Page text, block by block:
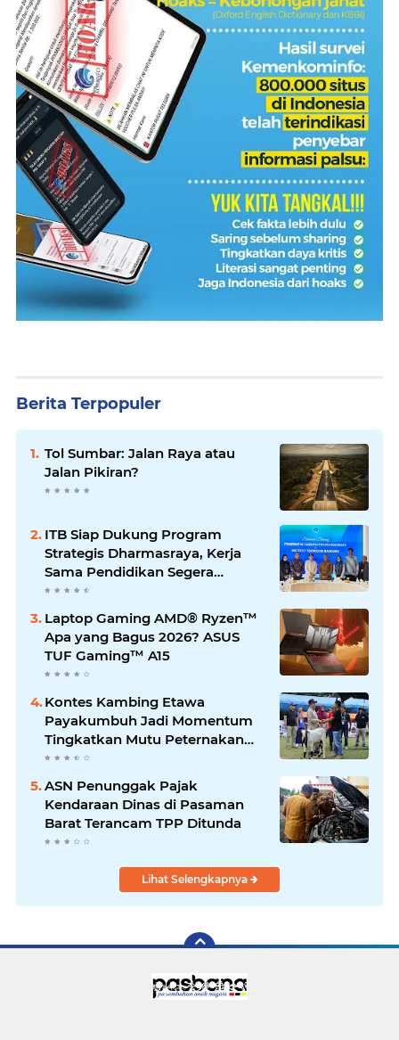
Berita Terpopuler
Tol Sumbar: Jalan Raya atau
Jalan Pikiran?
ITB Siap Dukung Program
Strategis Dharmasraya, Kerja
Sama Pendidikan Segera
Difinalkan
Laptop Gaming AMD® Ryzen™
Apa yang Bagus 2026? ASUS
TUF Gaming™ A15
Kontes Kambing Etawa
Payakumbuh Jadi Momentum
Tingkatkan Mutu Peternakan
Lokal
ASN Penunggak Pajak
Kendaraan Dinas di Pasaman
Barat Terancam TPP Ditunda
Lihat Selengkapnya